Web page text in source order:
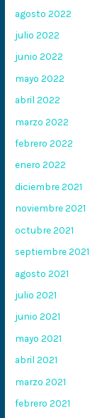
agosto 2022
julio 2022
junio 2022
mayo 2022
abril 2022
marzo 2022
febrero 2022
enero 2022
diciembre 2021
noviembre 2021
octubre 2021
septiembre 2021
agosto 2021
julio 2021
junio 2021
mayo 2021
abril 2021
marzo 2021
febrero 2021